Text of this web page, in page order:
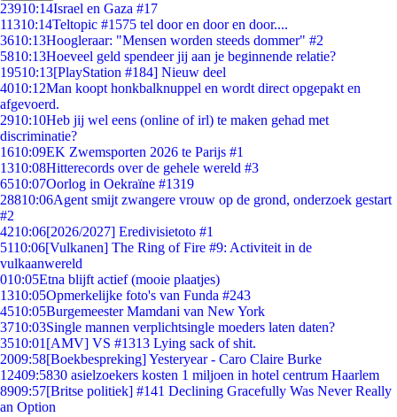
23910:14Israel en Gaza #17
11310:14Teltopic #1575 tel door en door en door....
3610:13Hoogleraar: "Mensen worden steeds dommer" #2
5810:13Hoeveel geld spendeer jij aan je beginnende relatie?
19510:13[PlayStation #184] Nieuw deel
4010:12Man koopt honkbalknuppel en wordt direct opgepakt en
afgevoerd.
2910:10Heb jij wel eens (online of irl) te maken gehad met
discriminatie?
1610:09EK Zwemsporten 2026 te Parijs #1
1310:08Hitterecords over de gehele wereld #3
6510:07Oorlog in Oekraïne #1319
28810:06Agent smijt zwangere vrouw op de grond, onderzoek gestart
#2
4210:06[2026/2027] Eredivisietoto #1
5110:06[Vulkanen] The Ring of Fire #9: Activiteit in de
vulkaanwereld
010:05Etna blijft actief (mooie plaatjes)
1310:05Opmerkelijke foto's van Funda #243
4510:05Burgemeester Mamdani van New York
3710:03Single mannen verplichtsingle moeders laten daten?
3510:01 [AMV] VS #1313 Lying sack of shit.
2009:58[Boekbespreking] Yesteryear - Caro Claire Burke
12409:5830 asielzoekers kosten 1 miljoen in hotel centrum Haarlem
8909:57[Britse politiek] #141 Declining Gracefully Was Never Really
an Option